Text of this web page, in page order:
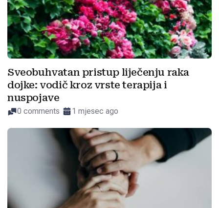
Sveobuhvatan pristup liječenju raka
dojke: vodič kroz vrste terapija i
nuspojave
0 comments 1 mjesec ago